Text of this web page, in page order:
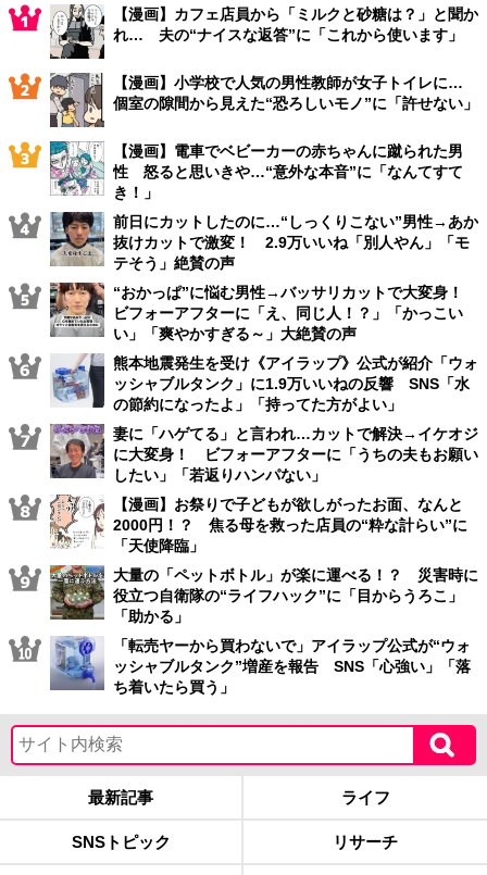
【漫画】カフェ店員から「ミルクと砂糖は？」と聞か
れ… 夫の“ナイスな返答”に「これから使います」
【漫画】小学校で人気の男性教師が女子トイレに…
個室の隙間から見えた“恐ろしいモノ”に「許せない」
【漫画】電車でベビーカーの赤ちゃんに蹴られた男
性 怒ると思いきや…“意外な本音”に「なんてすて
き！」
前日にカットしたのに…“しっくりこない”男性→あか
抜けカットで激変！ 2.9万いいね「別人やん」「モ
テそう」絶賛の声
“おかっぱ”に悩む男性→バッサリカットで大変身！
ビフォーアフターに「え、同じ人！？」「かっこい
い」「爽やかすぎる～」大絶賛の声
熊本地震発生を受け《アイラップ》公式が紹介「ウォ
ッシャブルタンク」に1.9万いいねの反響 SNS「水
の節約になったよ」「持ってた方がよい」
妻に「ハゲてる」と言われ…カットで解決→イケオジ
に大変身！ ビフォーアフターに「うちの夫もお願い
したい」「若返りハンパない」
【漫画】お祭りで子どもが欲しがったお面、なんと
2000円！？ 焦る母を救った店員の“粋な計らい”に
「天使降臨」
大量の「ペットボトル」が楽に運べる！？ 災害時に
役立つ自衛隊の“ライフハック”に「目からうろこ」
「助かる」
「転売ヤーから買わないで」アイラップ公式が“ウォ
ッシャブルタンク”増産を報告 SNS「心強い」「落
ち着いたら買う」
最新記事 ライフ
SNSトピック リサーチ